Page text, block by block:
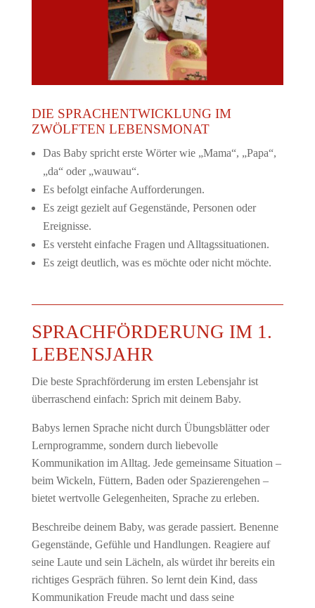
DIE SPRACHENTWICKLUNG IM
ZWÖLFTEN LEBENSMONAT
Das Baby spricht erste Wörterwie „Mama“, „Papa“,
„da“ oder „wauwau“.
Es befolgt einfache Aufforderungen.
Es zeigt gezielt auf Gegenstände, Personen oder
Ereignisse.
Es versteht einfache Fragen und Alltagssituationen.
Es zeigt deutlich, was es möchte oder nicht möchte.
SPRACHFÖRDERUNG IM 1.
LEBENSJAHR
Die beste Sprachförderung im ersten Lebensjahr ist
überraschend einfach: Sprich mit deinem Baby.
Babys lernen Sprache nicht durch Übungsblätter oder
Lernprogramme, sondern durch liebevolle
Kommunikation im Alltag. Jede gemeinsame Situation –
beim Wickeln, Füttern, Baden oder Spazierengehen –
bietet wertvolle Gelegenheiten, Sprache zu erleben.
Beschreibe deinem Baby, was gerade passiert. Benenne
Gegenstände, Gefühle und Handlungen. Reagiere auf
seine Laute und sein Lächeln, als würdet ihr bereits ein
richtiges Gespräch führen. So lernt dein Kind, dass
Kommunikation Freude macht und dass seine